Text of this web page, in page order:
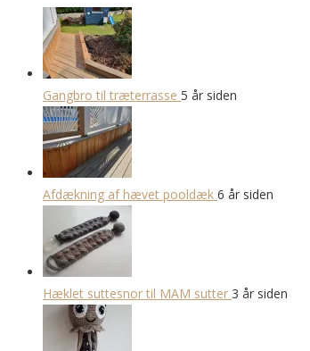
Gangbro til træterrasse 5 år siden
Afdækning af hævet pooldæk 6 år siden
Hæklet suttesnor til MAM sutter 3 år siden